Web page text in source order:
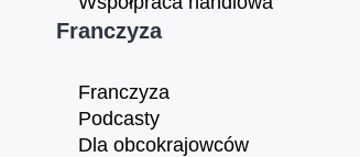
Franczyza
Franczyza
Podcasty
Dla obcokrajowców